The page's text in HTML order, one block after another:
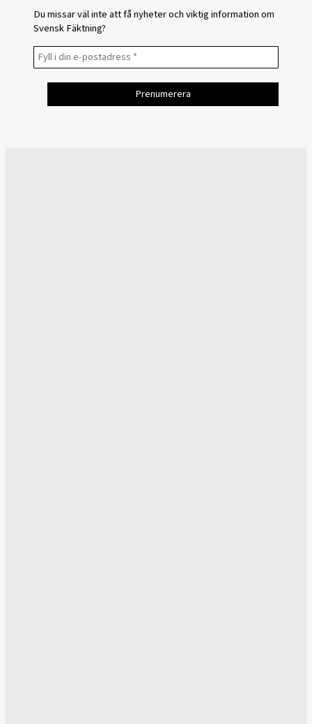
Du missar väl inte att få nyheter och viktig information om
Svensk Fäktning?